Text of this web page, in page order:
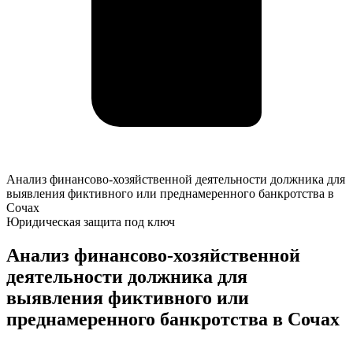
Анализ
финансово-
хозяйственной
деятельности
для
выявления
фиктивного
преднамеренного
банкротства
Анализ финансово-хозяйственной деятельности должника для
выявления фиктивного или преднамеренного банкротства в
Сочах
Юридическая защита под ключ
Анализ финансово-хозяйственной
деятельности должника для
выявления фиктивного или
преднамеренного банкротства в Сочах